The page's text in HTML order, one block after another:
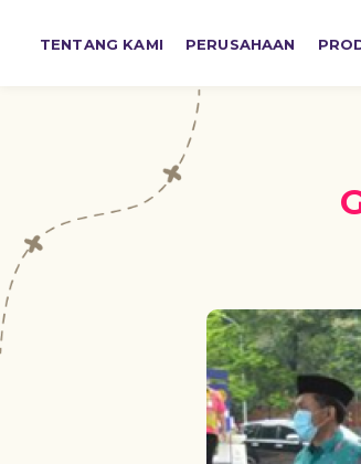
TENTANG KAMI PERUSAHAAN